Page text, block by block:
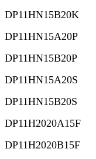
DP11HN15B20K
DP11HN15A20P
DP11HN15B20P
DP11HN15A20S
DP11HN15B20S
DP11H2020A15F
DP11H2020B15F